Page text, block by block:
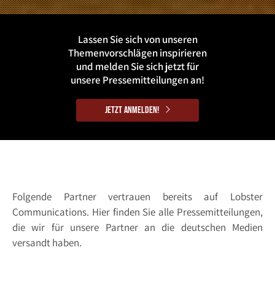
Lassen Sie sich von unseren
Themenvorschlägen inspirieren
und melden Sie sich jetzt für
unsere Pressemitteilungen an!
Jetzt anmelden!
Folgende Partner vertrauen bereits auf Lobster
Communications. Hier finden Sie alle Pressemitteilungen,
die wir für unsere Partner an die deutschen Medien
versandt haben.